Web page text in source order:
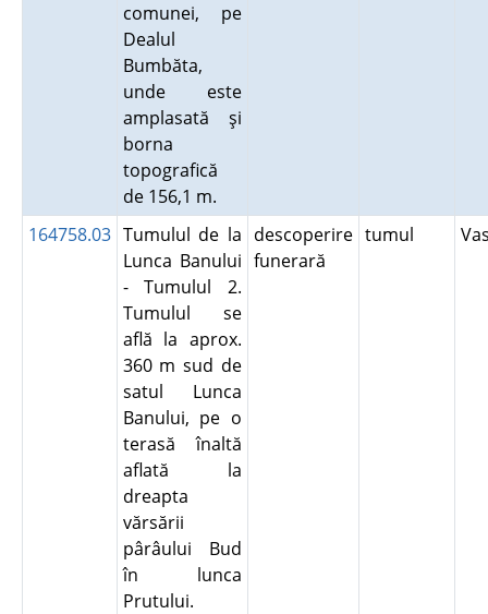
comunei, pe
Dealul
Bumbăta,
unde este
amplasată şi
borna
topografică
de 156,1 m.
164758.03 Tumulul de la
Lunca Banului
- Tumulul 2.
Tumulul se
află la aprox.
360 m sud de
satul Lunca
Banului, pe o
terasă înaltă
aflată la
dreapta
vărsării
pârâului Bud
în lunca
Prutului.
descoperire
funerară
tumul